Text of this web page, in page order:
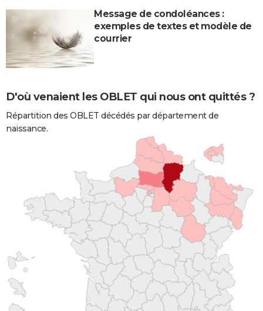
Message de condoléances :
exemples de textes et modèle de
courrier
D'où venaient les OBLET qui nous ont quittés ?
Répartition des OBLET décédés par département de
naissance.